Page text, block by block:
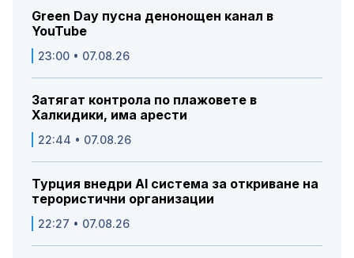
Green Day пусна денонощен канал в
YouTube
23:00 • 07.08.26
Затягат контрола по плажовете в
Халкидики, има арести
22:44 • 07.08.26
Турция внедри AI система за откриване на
терористични организации
22:27 • 07.08.26